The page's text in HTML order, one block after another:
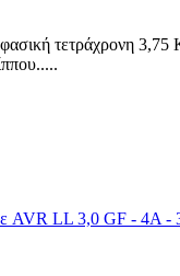
τετράχρονη 3,75